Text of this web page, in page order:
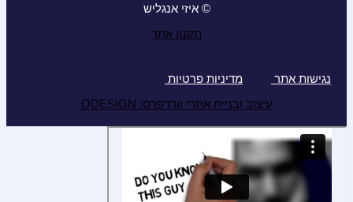
© איזי אנגליש
תקנון אתר
נגישות אתר מדיניות פרטיות
עיצוב ובניית אתרי וורדפרס: ODESIGN